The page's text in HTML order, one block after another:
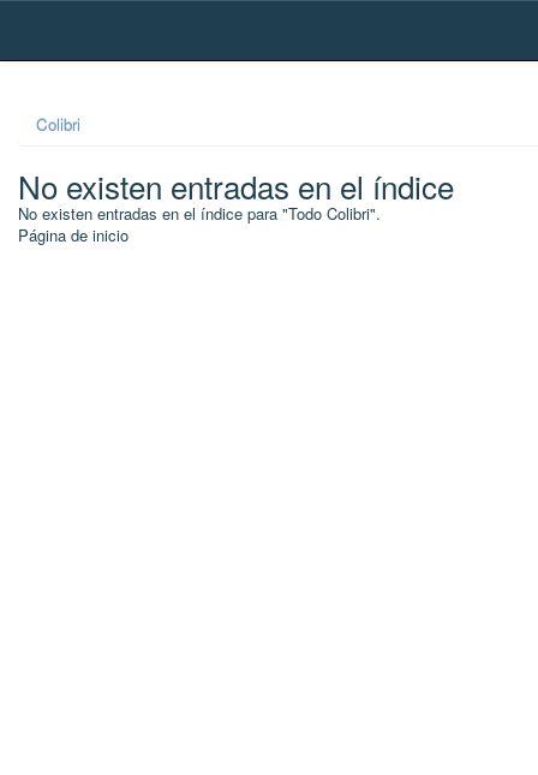
Skip
Colibri
No existen entradas en el índice
No existen entradas en el índice para "Todo Colibri".
Página de inicio